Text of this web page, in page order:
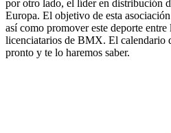
por otro lado, el líder en distribución
Europa. El objetivo de esta
así como promover este deporte entre
licenciatarios de BMX. El calendario
pronto y te lo haremos saber.